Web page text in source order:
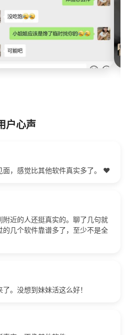
户心声
面，感觉比其他软件真实多了。 ❤️
近的人还挺真实的。聊了几句就
几个软件靠谱多了，至少不是全
。没想到妹妹活这么好！